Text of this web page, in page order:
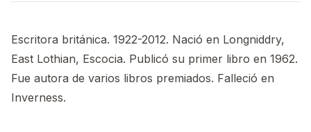
Escritora británica. 1922-2012. Nació en Longniddry,
East Lothian, Escocia. Publicó su primer libro en 1962.
Fue autora de varios libros premiados. Falleció en
Inverness.